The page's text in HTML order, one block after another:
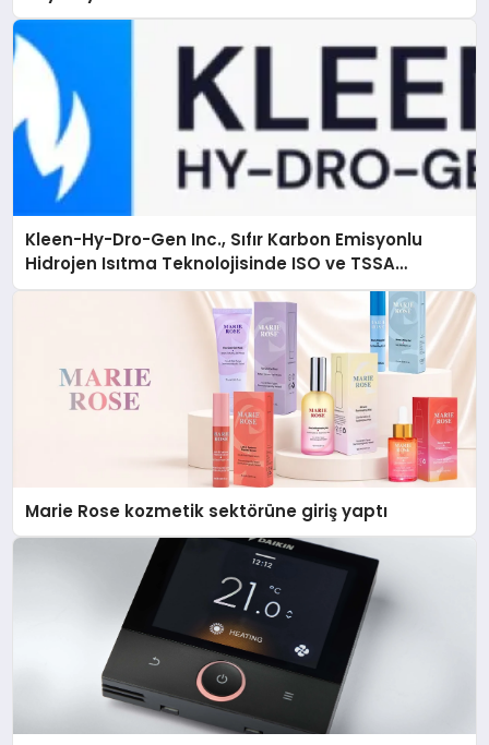
Kleen-Hy-Dro-Gen Inc., Sıfır Karbon Emisyonlu
Hidrojen Isıtma Teknolojisinde ISO ve TSSA
Düzenleyici Onaylarını Aldı
Marie Rose kozmetik sektörüne giriş yaptı